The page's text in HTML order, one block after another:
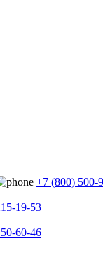
+7 (800) 500-
19-53
60-46